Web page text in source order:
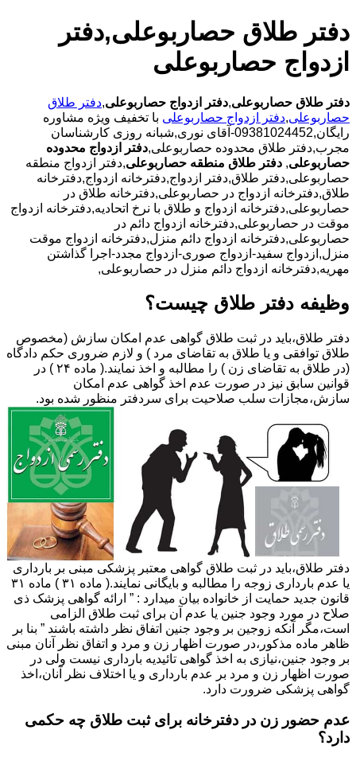
دفتر طلاق حصاربوعلی,دفتر
ازدواج حصاربوعلی
دفتر طلاق حصاربوعلی,دفتر ازدواج حصاربوعلی,دفتر طلاق
حصاربوعلی,دفتر ازدواج حصاربوعلی با تخفیف ویژه مشاوره
رایگان,09381024452-آقای نوری,شبانه روزی کارشناسان
مجرب,دفتر طلاق محدوده حصاربوعلی,دفتر ازدواج محدوده
حصاربوعلی, دفتر طلاق منطقه حصاربوعلی,دفتر ازدواج منطقه
حصاربوعلی,دفتر طلاق,دفتر ازدواج,دفترخانه ازدواج,دفترخانه
طلاق,دفترخانه ازدواج در حصاربوعلی,دفترخانه طلاق در
حصاربوعلی,دفترخانه ازدواج و طلاق با نرخ اتحادیه,دفترخانه ازدواج
موقت در حصاربوعلی,دفترخانه ازدواج دائم در
حصاربوعلی,دفترخانه ازدواج دائم منزل,دفترخانه ازدواج موقت
منزل,ازدواج سفید-ازدواج صوری-ازدواج مجدد-اجرا گذاشتن
مهریه,دفترخانه ازدواج دائم منزل در حصاربوعلی,
وظیفه دفتر طلاق چیست؟
دفتر طلاق،باید در ثبت طلاق گواهی عدم امکان سازش (مخصوص
طلاق توافقی و یا طلاق به تقاضای مرد ) و لازم ضروری حکم دادگاه
(در طلاق به تقاضای زن ) را مطالبه و اخذ نمایند.( ماده ۲۴ ) در
قوانین سابق نیز در صورت عدم اخذ گواهی عدم امکان
سازش،مجازات سلب صلاحیت برای سردفتر منظور شده بود.
دفتر طلاق،باید در ثبت طلاق گواهی معتبر پزشکی مبنی بر بارداری
یا عدم بارداری زوجه را مطالبه و بایگانی نمایند.( ماده ۳۱ ) ماده ۳۱
قانون جدید حمایت از خانواده بیان میدارد : ” ارائه گواهی پزشک ذی
صلاح در مورد وجود جنین یا عدم آن برای ثبت طلاق الزامی
است،مگر آنکه زوجین بر وجود جنین اتفاق نظر داشته باشند ” بنا بر
ظاهر ماده مذکور،در صورت اظهار زن و مرد و اتفاق نظر آنان مبنی
بر وجود جنین،نیازی به اخذ گواهی تائیدیه بارداری نیست ولی در
صورت اظهار زن و مرد بر عدم بارداری و یا اختلاف نظر آنان،اخذ
گواهی پزشکی ضرورت دارد.
عدم حضور زن در دفترخانه برای ثبت طلاق چه حکمی
دارد؟